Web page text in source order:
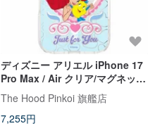
ディズニー アリエル iPhone 17
Pro Max / Air クリア/マグネット
着脱式スマホケース
The Hood Pinkoi 旗艦店
7,255円